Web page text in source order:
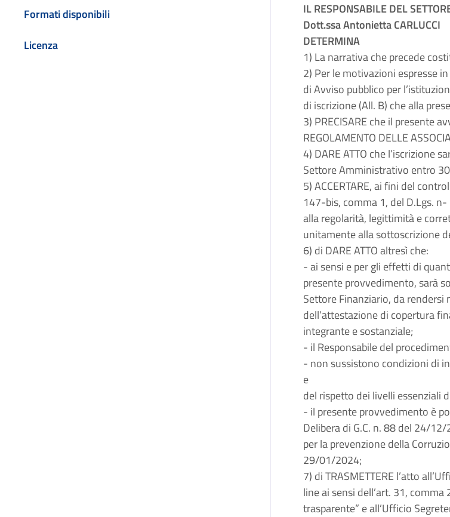
Formati disponibili
Licenza
IL RESPONSABILE DEL
Dott.ssa Antonietta CARLUCCI
DETERMINA
1) La narrativa che precede
2) Per le motivazioni espresse
di Avviso pubblico per
di iscrizione (All. B) che alla
3) PRECISARE che il presente
REGOLAMENTO DELLE
4) DARE ATTO che l’iscrizione
Settore Amministrativo entro
5) ACCERTARE, ai fini del
147-bis, comma 1, del D.Lgs.
alla regolarità, legittimità e
unitamente alla sottoscrizione
6) di DARE ATTO altresì che:
- ai sensi e per gli effetti di
presente provvedimento, sarà
Settore Finanziario, da
dell’attestazione di copertura
integrante e sostanziale;
- il Responsabile del
- non sussistono condizioni di
e
del rispetto dei livelli essenziali
- il presente provvedimento è
Delibera di G.C. n. 88 del 24/
per la prevenzione della
29/01/2024;
7) di TRASMETTERE l’atto
line ai sensi dell’art. 31,
trasparente” e all’Ufficio